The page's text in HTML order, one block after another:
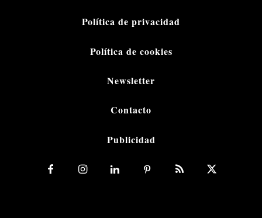
Política de privacidad
Política de cookies
Newsletter
Contacto
Publicidad